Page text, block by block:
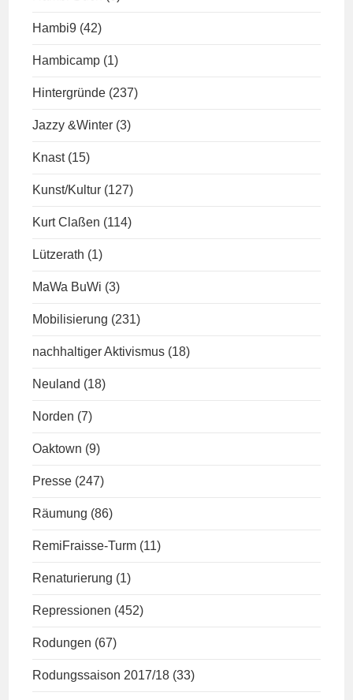
Hambi9 (42)
Hambicamp (1)
Hintergründe (237)
Jazzy &Winter (3)
Knast (15)
Kunst/Kultur (127)
Kurt Claßen (114)
Lützerath (1)
MaWa BuWi (3)
Mobilisierung (231)
nachhaltiger Aktivismus (18)
Neuland (18)
Norden (7)
Oaktown (9)
Presse (247)
Räumung (86)
RemiFraisse-Turm (11)
Renaturierung (1)
Repressionen (452)
Rodungen (67)
Rodungssaison 2017/18 (33)